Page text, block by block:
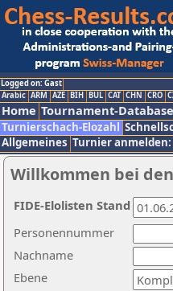
Logged on: Gast
Arabic ARM AZE BIH BUL CAT CHN CRO
Home Tournament-Database
Turnierschach-Elozahl
Allgemeines Turnier anmelden:
Willkommen bei
Nachname
Ebene
Personennummer
FIDE-Elolisten Stand